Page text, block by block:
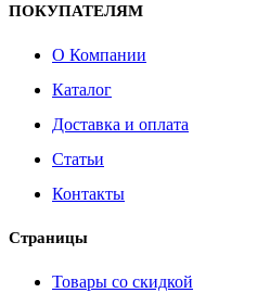
ПОКУПАТЕЛЯМ
О Компании
Каталог
Доставка и оплата
Статьи
Контакты
Страницы
Товары со скидкой